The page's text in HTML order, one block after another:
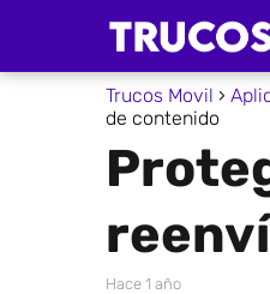
Trucos Movil
de contenido
hace 1 año